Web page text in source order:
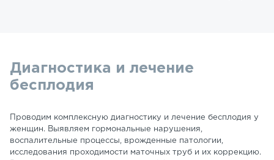
Диагностика и лечение
бесплодия
Проводим комплексную диагностику и лечение бесплодия у
женщин. Выявляем гормональные нарушения,
воспалительные процессы, врожденные патологии,
исследования проходимости маточных труб и их коррекцию.